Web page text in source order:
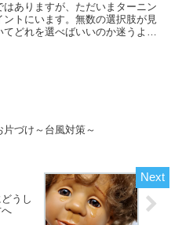
はありますが、ただいまターニン
ントにいます。無数の選択肢が見
てどれを選べばいいのか迷うよう
片づけ～台風対策～
うし